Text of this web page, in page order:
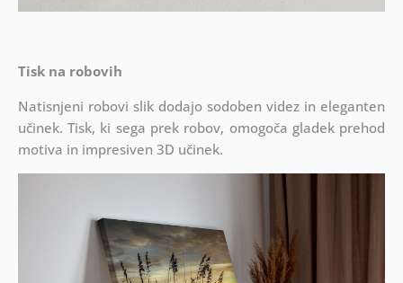
Tisk na robovih
Natisnjeni robovi slik dodajo sodoben videz in eleganten
učinek. Tisk, ki sega prek robov, omogoča gladek prehod
motiva in impresiven 3D učinek.